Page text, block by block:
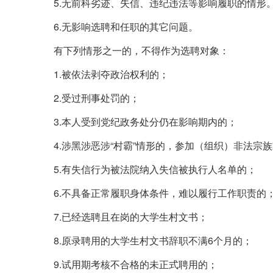
6.无影响选聘和任职的其它问题。
有下列情形之一的，不得作为选聘对象：
1.被依法剥夺政治权利的；
2.受过刑事处罚的；
3.本人受到党纪政务处分仍在影响期内的；
4.涉黑涉恶涉“村霸”情形的，参加（组织）非法宗
5.有失信行为被法院纳入失信被执行人名单的；
6.不具备正常履职身体条件，难以履行工作职责的；
7.已经选聘且在岗的大学生村文书；
8.原录聘用的大学生村文书辞职不满6个月的；
9.试用期考核不合格的未正式聘用的；